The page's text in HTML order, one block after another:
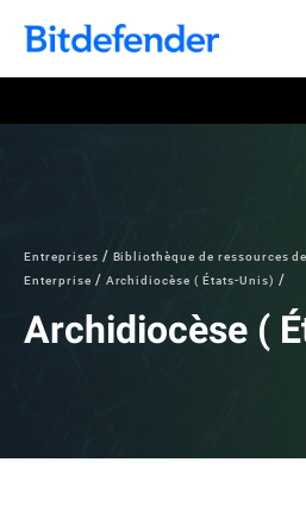
Entreprises
Bibliothèque de ressources
Enterprise
Archidiocèse ( États-Unis)
Archidiocèse (